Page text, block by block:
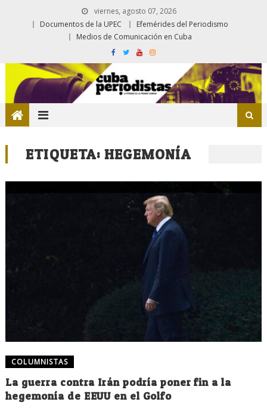
viernes, agosto 07, 2026
Documentos de la UPEC
Efemérides del Periodismo
Medios de Comunicación en Cuba
ETIQUETA: HEGEMONÍA
COLUMNISTAS
La guerra contra Irán podría poner fin a la
hegemonía de EEUU en el Golfo